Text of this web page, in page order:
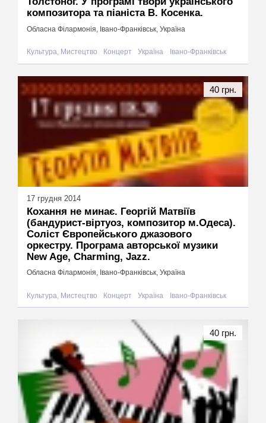
композитора та піаніста В. Косенка.
Обласна Філармонія, Івано-Франківськ, Україна
Культура, Мистецтво Концерт Україна Івано-Франківськ
17 грудня 2014
Кохання не минає. Георгій Матвіїв
(бандурист-віртуоз, композитор м.Одеса).
Соліст Європейського джазового
оркестру. Програма авторської музики
New Age, Charming, Jazz.
Обласна Філармонія, Івано-Франківськ, Україна
Культура, Мистецтво Концерт Україна Івано-Франківськ
40 грн.
40 грн.